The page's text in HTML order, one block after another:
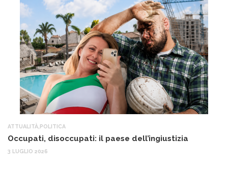
ATTUALITÀ POLITICA
Occupati, disoccupati: il paese dell’ingiustizia
3 LUGLIO 2026